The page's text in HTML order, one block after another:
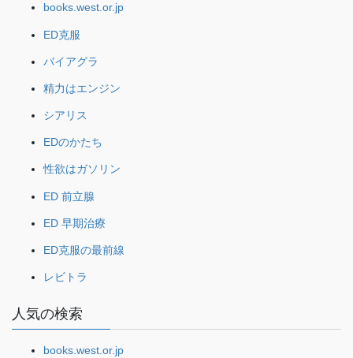
books.west.or.jp
ED克服
バイアグラ
精力はエンジン
シアリス
EDのかたち
性欲はガソリン
ED 前立腺
ED 早期治療
ED克服の最前線
レビトラ
人気の検索
books.west.or.jp